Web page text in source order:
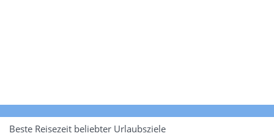
Beste Reisezeit beliebter Urlaubsziele